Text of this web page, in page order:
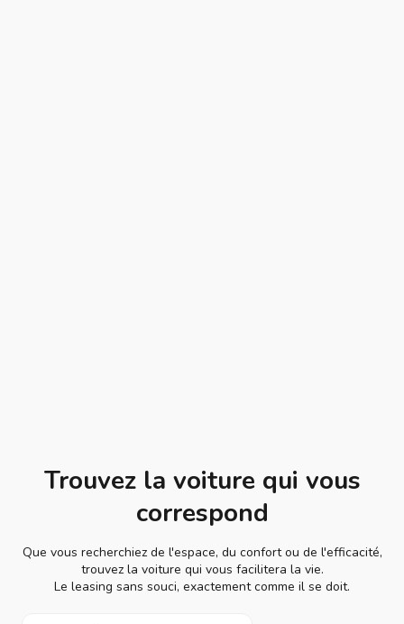
Trouvez la voiture qui vous
correspond
Que vous recherchiez de l'espace, du confort ou de l'efficacité,
trouvez la voiture qui vous facilitera la vie.
Le leasing sans souci, exactement comme il se doit.